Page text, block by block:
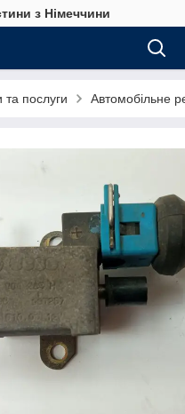
з Німеччини
та послуги Автомобільне